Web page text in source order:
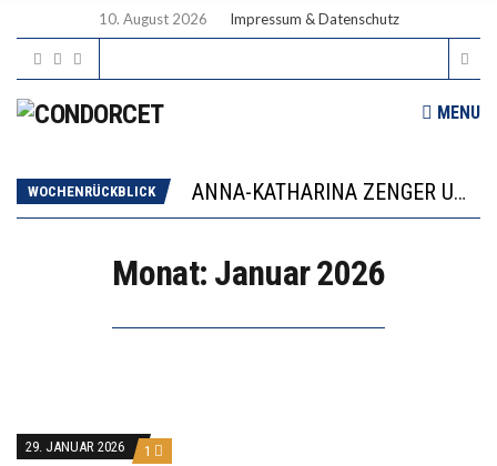
10. August 2026 Impressum & Datenschutz
MENU
WOCHENRÜCKBLICK
“VIEL ZU VIELE SCHÜLER, DIE GEMESSEN AN IHREN FÄHIGKEITEN GAR NICHT ANS GYMNASIUM GEHÖREN”
Monat: Januar 2026
29. JANUAR 2026 1